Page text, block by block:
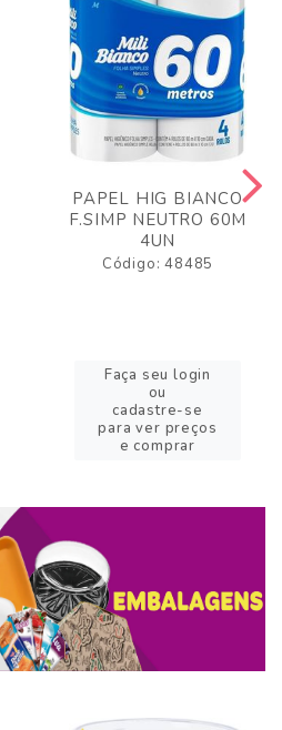
PAPEL HIG BIANCO
F.SIMP NEUTRO 60M
4UN
Código: 48485
Faça seu login
ou
cadastre-se
para ver preços
e comprar